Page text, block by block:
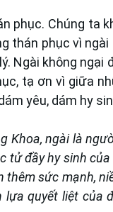
phục. Chúng ta
thán phục vì ngài
Ngài không ngại
tạ ơn vì giữa
yêu, dám hy
Khoa, ngài là
tử đầy hy sinh của
thêm sức mạnh,
quyết liệt của